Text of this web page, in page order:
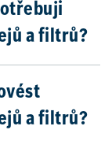
a filtrů?
a filtrů?